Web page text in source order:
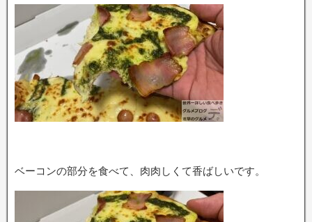
ベーコンの部分を食べて、肉肉しくて香ばしいです。